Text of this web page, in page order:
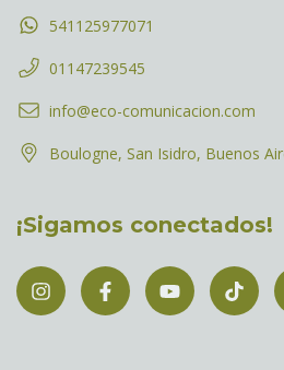
541125977071
01147239545
info@eco-comunicacion.com
Boulogne, San Isidro, Buenos
¡Sigamos conectados!